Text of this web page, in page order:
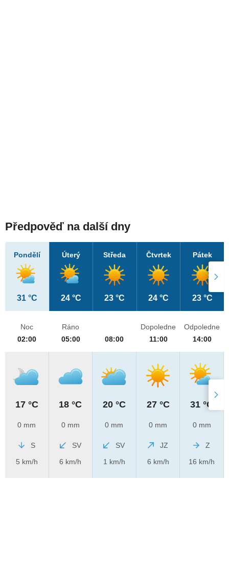
Předpověď na další dny
Pondělí
31 °C
Úterý
24 °C
Středa
23 °C
Čtvrtek
24 °C
Pátek
23 °C
Noc
02:00
17 °C
0 mm
S
5 km/h
Ráno
05:00
18 °C
0 mm
SV
6 km/h
08:00
20 °C
0 mm
SV
1 km/h
Dopoledne
11:00
27 °C
0 mm
JZ
6 km/h
Odpoledne
14:00
31 °C
0 mm
Z
16 km/h